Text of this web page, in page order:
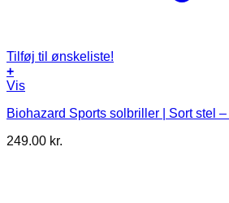
Tilføj til ønskeliste!
+
Vis
Biohazard Sports solbriller | Sort stel
249.00 kr.